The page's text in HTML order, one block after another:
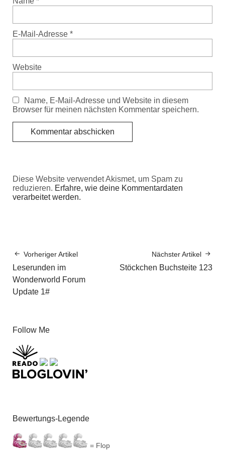
E-Mail-Adresse *
Website
Name, E-Mail-Adresse und Website in diesem
Browser für meinen nächsten Kommentar speichern.
Diese Website verwendet Akismet, um Spam zu
reduzieren. Erfahre, wie deine Kommentardaten
verarbeitet werden.
Vorheriger Artikel
Leserunden im
Wonderworld Forum
Update 1#
Nächster Artikel
Stöckchen Buchsteite 123
Follow Me
Bewertungs-Legende
= Flop